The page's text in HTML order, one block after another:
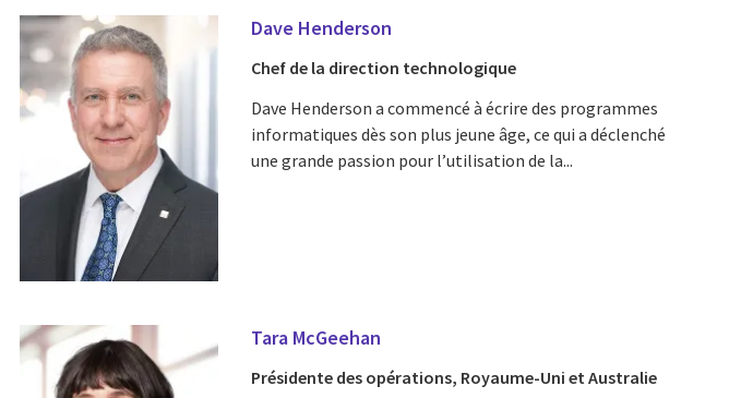
Dave Henderson
Chef de la direction technologique
Dave Henderson a commencé à écrire des programmes
informatiques dès son plus jeune âge, ce qui a déclenché
une grande passion pour l’utilisation de la...
Tara McGeehan
Présidente des opérations, Royaume-Uni et Australie